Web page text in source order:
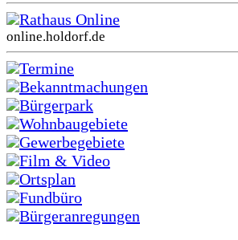
Rathaus Online
online.holdorf.de
Termine
Bekanntmachungen
Bürgerpark
Wohnbaugebiete
Gewerbegebiete
Film & Video
Ortsplan
Fundbüro
Bürgeranregungen